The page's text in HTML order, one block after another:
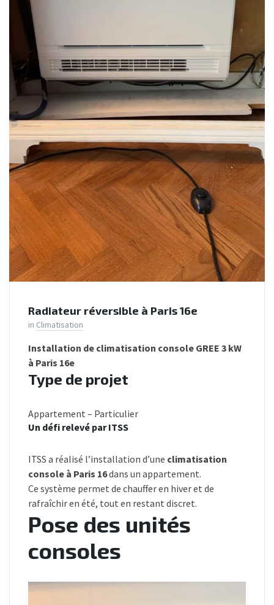
Radiateur réversible à Paris 16e
in Climatisation
Installation de climatisation console GREE 3 kW
à Paris 16e
Type de projet
Appartement – Particulier
Un défi relevé par ITSS
ITSS a réalisé l’installation d’une climatisation
console à Paris 16dans un appartement.
Ce système permet de chauffer en hiver et de
rafraîchir en été, tout en restant discret.
Pose des unités
consoles